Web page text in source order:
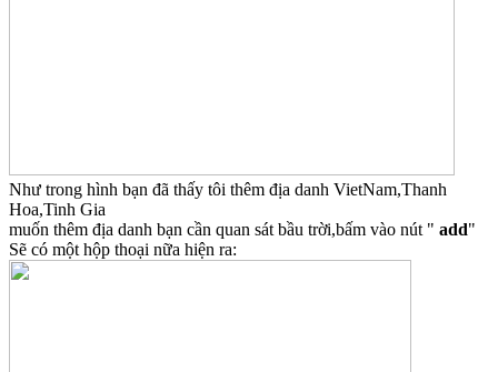
Như trong hình bạn đã thấy tôi thêm địa danh VietNam,Thanh
Hoa,Tinh Gia
muốn thêm địa danh bạn cần quan sát bầu trời,bấm vào nút " add"
Sẽ có một hộp thoại nữa hiện ra: